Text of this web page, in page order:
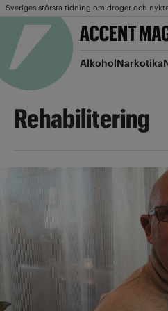
Sveriges största tidning om droger och
AlkoholNarkotika
Rehabilitering